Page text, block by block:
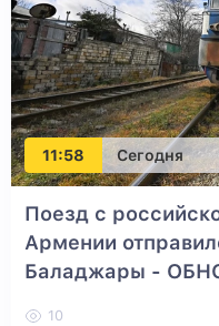
11:58 Сегодня
Поезд с
Армении
Баладжары -
10